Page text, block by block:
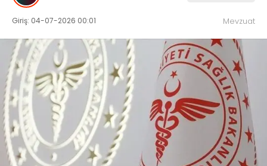
Giriş: 04-07-2026 00:01 Mevzuat